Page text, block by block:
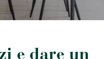
e dare un